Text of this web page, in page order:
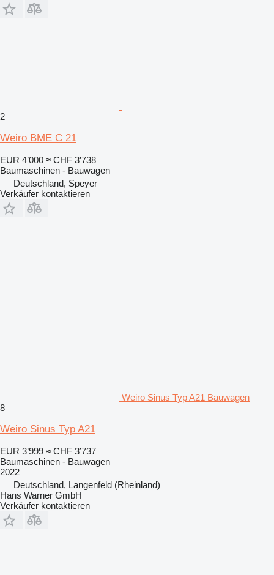
2
Weiro BME C 21
EUR 4’000 ≈ CHF 3’738
Baumaschinen - Bauwagen
Deutschland, Speyer
Verkäufer kontaktieren
Weiro Sinus Typ A21 Bauwagen
8
Weiro Sinus Typ A21
EUR 3’999 ≈ CHF 3’737
Baumaschinen - Bauwagen
2022
Deutschland, Langenfeld (Rheinland)
Hans Warner GmbH
Verkäufer kontaktieren